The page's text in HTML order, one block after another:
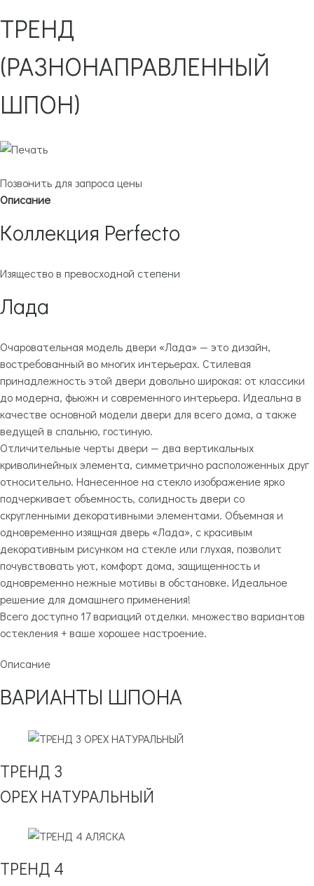
ТРЕНД
(РАЗНОНАПРАВЛЕННЫЙ
ШПОН)
Позвонить для запроса цены
Описание
Коллекция Perfecto
Изящество в превосходной степени
Лада
Очаровательная модель двери «Лада» — это дизайн,
востребованный во многих интерьерах. Стилевая
принадлежность этой двери довольно широкая: от классики
до модерна, фьюжн и современного интерьера. Идеальна в
качестве основной модели двери для всего дома, а также
ведущей в спальню, гостиную.
Отличительные черты двери — два вертикальных
криволинейных элемента, симметрично расположенных друг
относительно. Нанесенное на стекло изображение ярко
подчеркивает объемность, солидность двери со
скругленными декоративными элементами. Объемная и
одновременно изящная дверь «Лада», с красивым
декоративным рисунком на стекле или глухая, позволит
почувствовать уют, комфорт дома, защищенность и
одновременно нежные мотивы в обстановке. Идеальное
решение для домашнего применения!
Всего доступно 17 вариаций отделки. множество вариантов
остекления + ваше хорошее настроение.
Описание
ВАРИАНТЫ ШПОНА
ТРЕНД 3
ОРЕХ НАТУРАЛЬНЫЙ
ТРЕНД 4